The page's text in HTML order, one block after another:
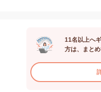
11名以上へ
方は、まと